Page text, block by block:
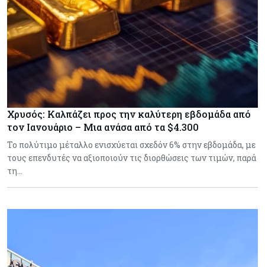
Χρυσός: Καλπάζει προς την καλύτερη εβδομάδα από
τον Ιανουάριο – Μια ανάσα από τα $4.300
Το πολύτιμο μέταλλο ενισχύεται σχεδόν 6% στην εβδομάδα, με
τους επενδυτές να αξιοποιούν τις διορθώσεις των τιμών, παρά
τη…